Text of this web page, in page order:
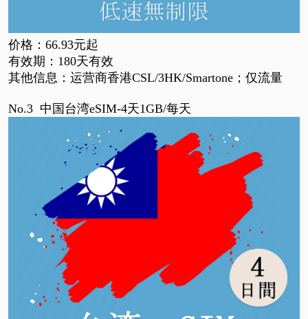
价格： 66.93元起
有效期： 180天有效
其他信息：运营商香港CSL/3HK/Smartone；仅流量
No.3 中国台湾eSIM-4天1GB/每天